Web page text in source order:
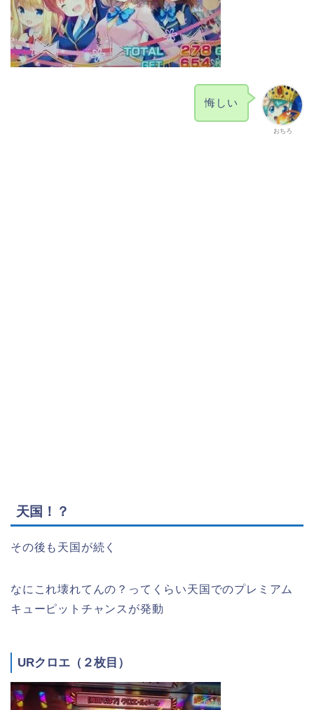
おちろ
悔しい
天国！？
その後も天国が続く
なにこれ壊れてんの？ってくらい天国でのプレミアム
キューピットチャンスが発動
URクロエ（２枚目）